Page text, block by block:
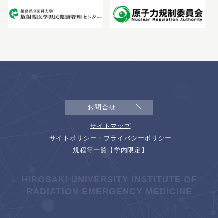
お問合せ
サイトマップ
サイトポリシー・プライバシーポリシー
規程等一覧【学内限定】
HIROSAKI UNIVERSITY INSTITUTE OF
RADIATION EMERGENCY MEDICINE